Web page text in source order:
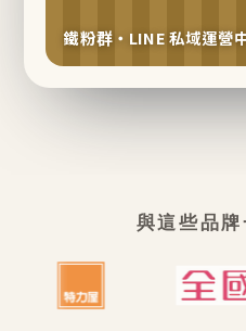
鐵粉群・LINE 私域運營
與這些品